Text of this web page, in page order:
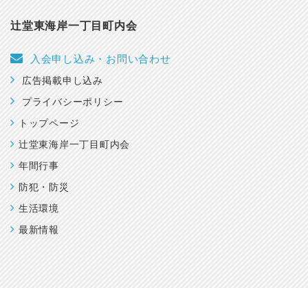
辻堂東海岸一丁目町内会
入会申し込み・お問い合わせ
広告掲載申し込み
プライバシーポリシー
トップページ
辻堂東海岸一丁目町内会
年間行事
防犯・防災
生活環境
最新情報